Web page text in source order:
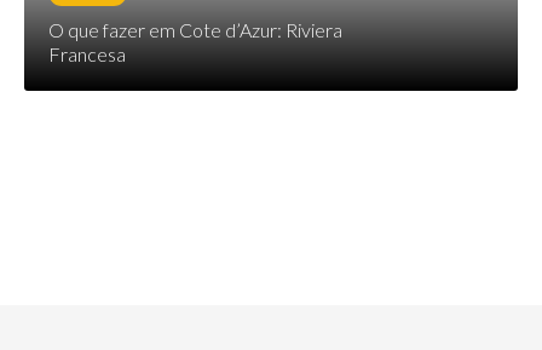
O que fazer em Cote d’Azur: Riviera
Francesa